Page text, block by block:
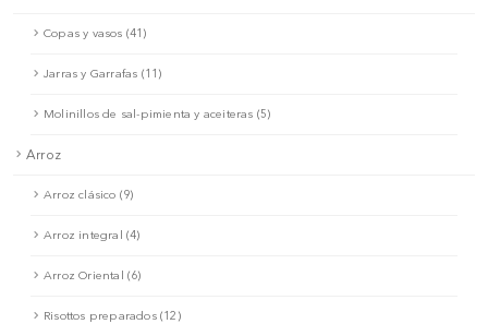
Copas y vasos (41)
Jarras y Garrafas (11)
Molinillos de sal-pimienta y aceiteras (5)
Arroz
Arroz clásico (9)
Arroz integral (4)
Arroz Oriental (6)
Risottos preparados (12)